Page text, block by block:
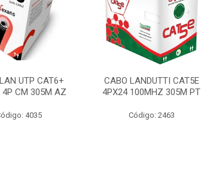
UTP CAT6+
4P CM 305M AZ
4035
CABO LANDUTTI CAT5E
4PX24 100MHZ 305M PT
Código: 2463